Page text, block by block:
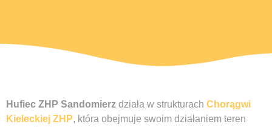
Hufiec ZHP Sandomierz działa w strukturach Chorągwi
Kieleckiej ZHP, która obejmuje swoim działaniem teren